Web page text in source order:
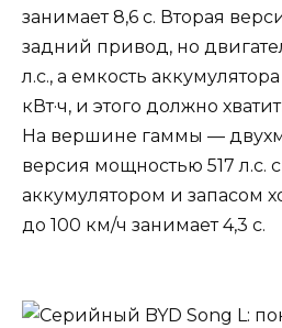
занимает 8,6 с. Вторая
задний привод, но
л.с., а емкость
кВт·ч, и этого должно
На вершине гаммы —
версия мощностью 517 л.с.
аккумулятором и запасом
до 100 км/ч занимает 4,3 с.